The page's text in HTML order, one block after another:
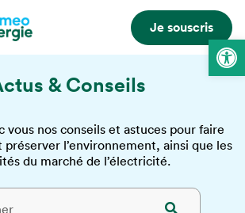
Je souscris
& Conseils
vous nos conseils et astuces pour faire
préserver l’environnement, ainsi que les
du marché de l’électricité.
Ouvrir